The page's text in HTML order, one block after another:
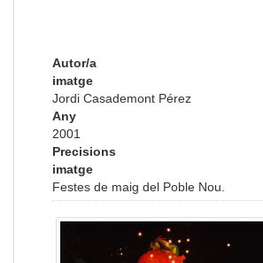
Autor/a
imatge
Jordi Casademont Pérez
Any
2001
Precisions
imatge
Festes de maig del Poble Nou.